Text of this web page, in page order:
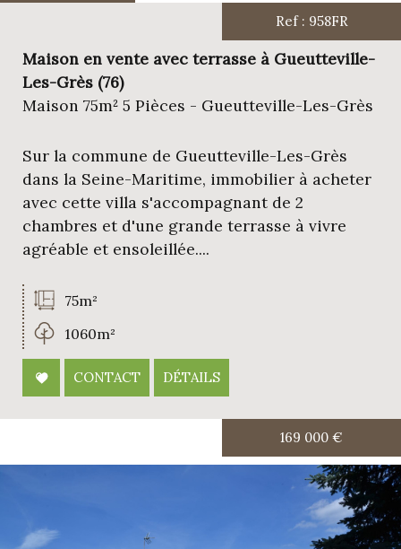
Ref : 958FR
Maison en vente avec terrasse à Gueutteville-
Les-Grès (76)
Maison 75m² 5 Pièces - Gueutteville-Les-Grès
Sur la commune de Gueutteville-Les-Grès
dans la Seine-Maritime, immobilier à acheter
avec cette villa s'accompagnant de 2
chambres et d'une grande terrasse à vivre
agréable et ensoleillée....
75m²
1060m²
CONTACT DÉTAILS
169 000 €